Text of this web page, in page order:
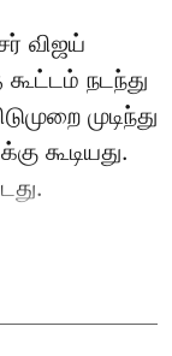
விஜய்
நடந்து
முடிந்து
கூடியது.